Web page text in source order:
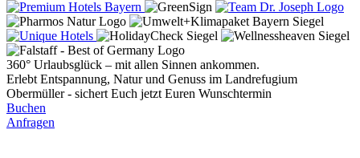
360° Urlaubsglück – mit allen Sinnen ankommen.
Erlebt Entspannung, Natur und Genuss im Landrefugium
Obermüller - sichert Euch jetzt Euren Wunschtermin
Buchen
Anfragen